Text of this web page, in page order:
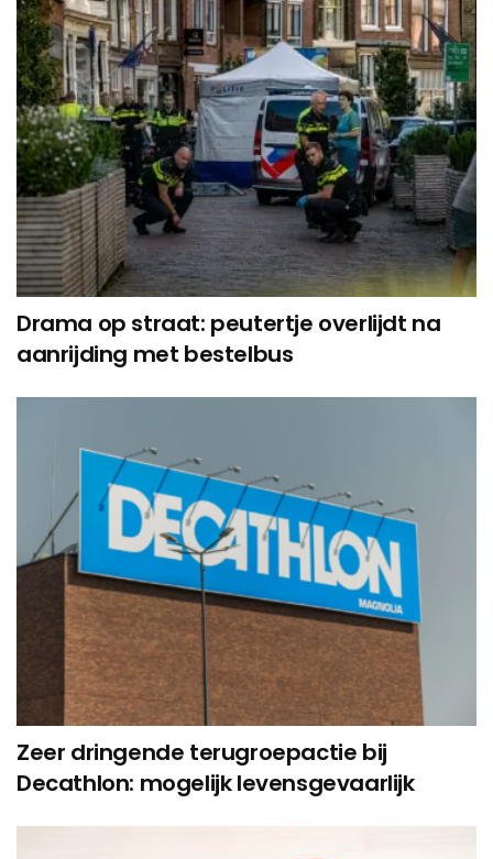
Drama op straat: peutertje overlijdt na
aanrijding met bestelbus
Zeer dringende terugroepactie bij
Decathlon: mogelijk levensgevaarlijk